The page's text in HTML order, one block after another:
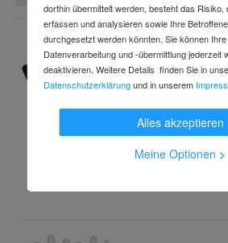
Hase Padua Foam
Nylonfeinstrick
Art.-Nr. c97043001(1
20,39 €
dorthin übermittelt werden, besteht das
erfassen und analysieren sowie Ihre
durchgesetzt werden könnten. Sie können
Datenverarbeitung und -übermittlung jederzeit
deaktivieren. Weitere Details finden Sie in
Datenschutzerklärungund in unserem
Alles akzeptieren
Meine Optionen >